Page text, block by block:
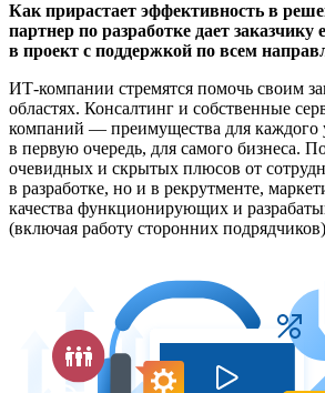
Как прирастает эффективность в
партнер по разработке дает заказчику
в проект с поддержкой по всем
ИТ-компании стремятся помочь своим
областях. Консалтинг и собственные
компаний — преимущества для каждого
в первую очередь, для самого бизнеса.
очевидных и скрытых плюсов от
в разработке, но и в рекрутменте,
качества функционирующих и
(включая работу сторонних